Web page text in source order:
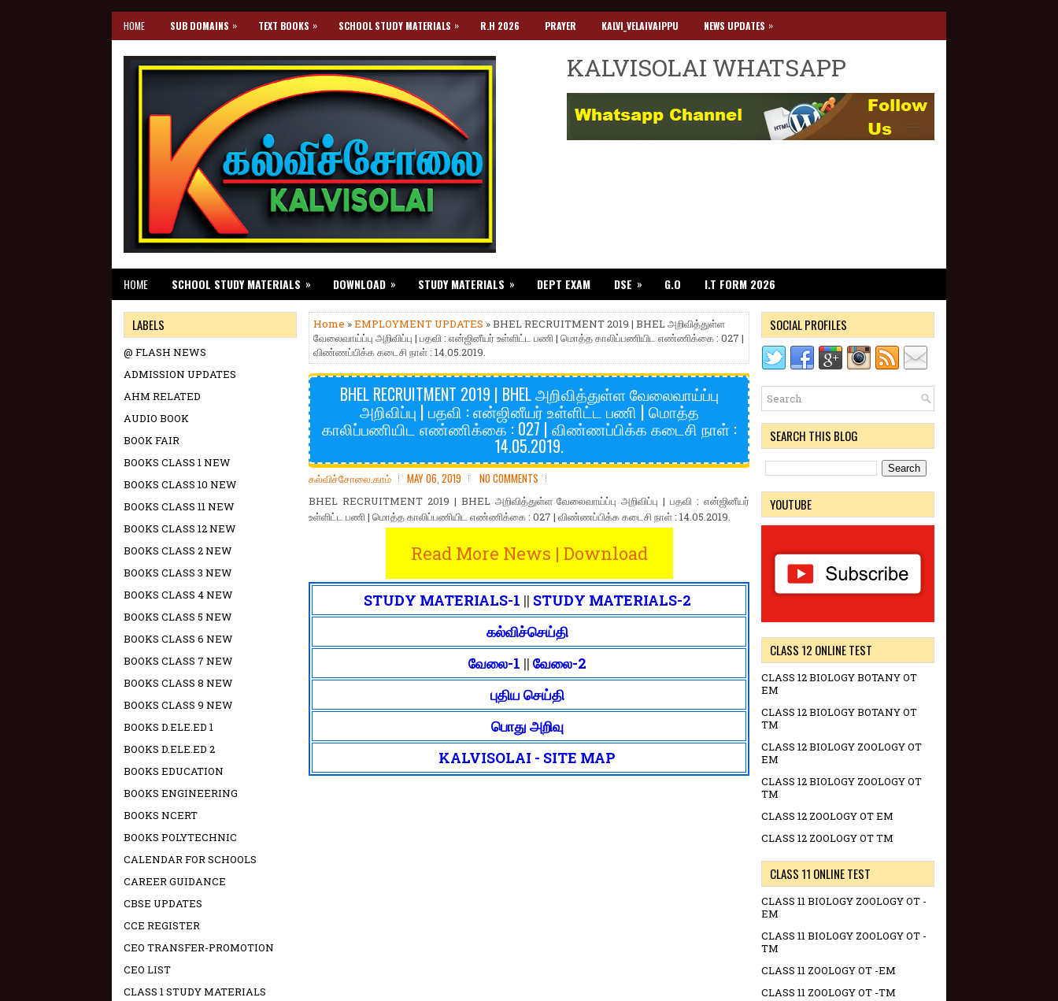
HOME SUB DOMAINS » TEXT BOOKS » SCHOOL STUDY MATERIALS » R.H 2026 PRAYER KALVI_VELAIVAIPPU NEWS UPDATES »
KALVISOLAI WHATSAPP
HOME SCHOOL STUDY MATERIALS » DOWNLOAD » STUDY MATERIALS » DEPT EXAM DSE » G.O I.T FORM 2026
Home »EMPLOYMENT UPDATES » BHEL RECRUITMENT 2019 | BHEL அறிவித்துள்ள
வேலைவாய்ப்பு அறிவிப்பு | பதவி : என்ஜினீயர் உள்ளிட்ட பணி | மொத்த காலிப்பணியிட எண்ணிக்கை : 027 |
விண்ணப்பிக்க கடைசி நாள் : 14.05.2019.
BHEL RECRUITMENT 2019 | BHEL அறிவித்துள்ள வேலைவாய்ப்பு
அறிவிப்பு | பதவி : என்ஜினீயர் உள்ளிட்ட பணி | மொத்த
காலிப்பணியிட எண்ணிக்கை : 027 | விண்ணப்பிக்க கடைசி நாள் :
14.05.2019.
கல்விச்சோலை.காம் MAY 06, 2019 NO COMMENTS
BHEL RECRUITMENT 2019 | BHEL அறிவித்துள்ள வேலைவாய்ப்பு அறிவிப்பு | பதவி : என்ஜினீயர்
உள்ளிட்ட பணி | மொத்த காலிப்பணியிட எண்ணிக்கை : 027 | விண்ணப்பிக்க கடைசி நாள் : 14.05.2019.
Read More News | Download
STUDY MATERIALS-1 || STUDY MATERIALS-2
கல்விச்செய்தி
வேலை-1 || வேலை-2
புதிய செய்தி
பொது அறிவு
KALVISOLAI - SITE MAP
LABELS
@ FLASH NEWS
ADMISSION UPDATES
AHM RELATED
AUDIO BOOK
BOOK FAIR
BOOKS CLASS 1 NEW
BOOKS CLASS 10 NEW
BOOKS CLASS 11 NEW
BOOKS CLASS 12 NEW
BOOKS CLASS 2 NEW
BOOKS CLASS 3 NEW
BOOKS CLASS 4 NEW
BOOKS CLASS 5 NEW
BOOKS CLASS 6 NEW
BOOKS CLASS 7 NEW
BOOKS CLASS 8 NEW
BOOKS CLASS 9 NEW
BOOKS D.ELE.ED 1
BOOKS D.ELE.ED 2
BOOKS EDUCATION
BOOKS ENGINEERING
BOOKS NCERT
BOOKS POLYTECHNIC
CALENDAR FOR SCHOOLS
CAREER GUIDANCE
CBSE UPDATES
CCE REGISTER
CEO TRANSFER-PROMOTION
CEO LIST
CLASS 1 STUDY MATERIALS
SOCIAL PROFILES
SEARCH THIS BLOG
YOUTUBE
CLASS 12 ONLINE TEST
CLASS 12 BIOLOGY BOTANY OT
EM
CLASS 12 BIOLOGY BOTANY OT
TM
CLASS 12 BIOLOGY ZOOLOGY OT
EM
CLASS 12 BIOLOGY ZOOLOGY OT
TM
CLASS 12 ZOOLOGY OT EM
CLASS 12 ZOOLOGY OT TM
CLASS 11 ONLINE TEST
CLASS 11 BIOLOGY ZOOLOGY OT -
EM
CLASS 11 BIOLOGY ZOOLOGY OT -
TM
CLASS 11 ZOOLOGY OT -EM
CLASS 11 ZOOLOGY OT -TM